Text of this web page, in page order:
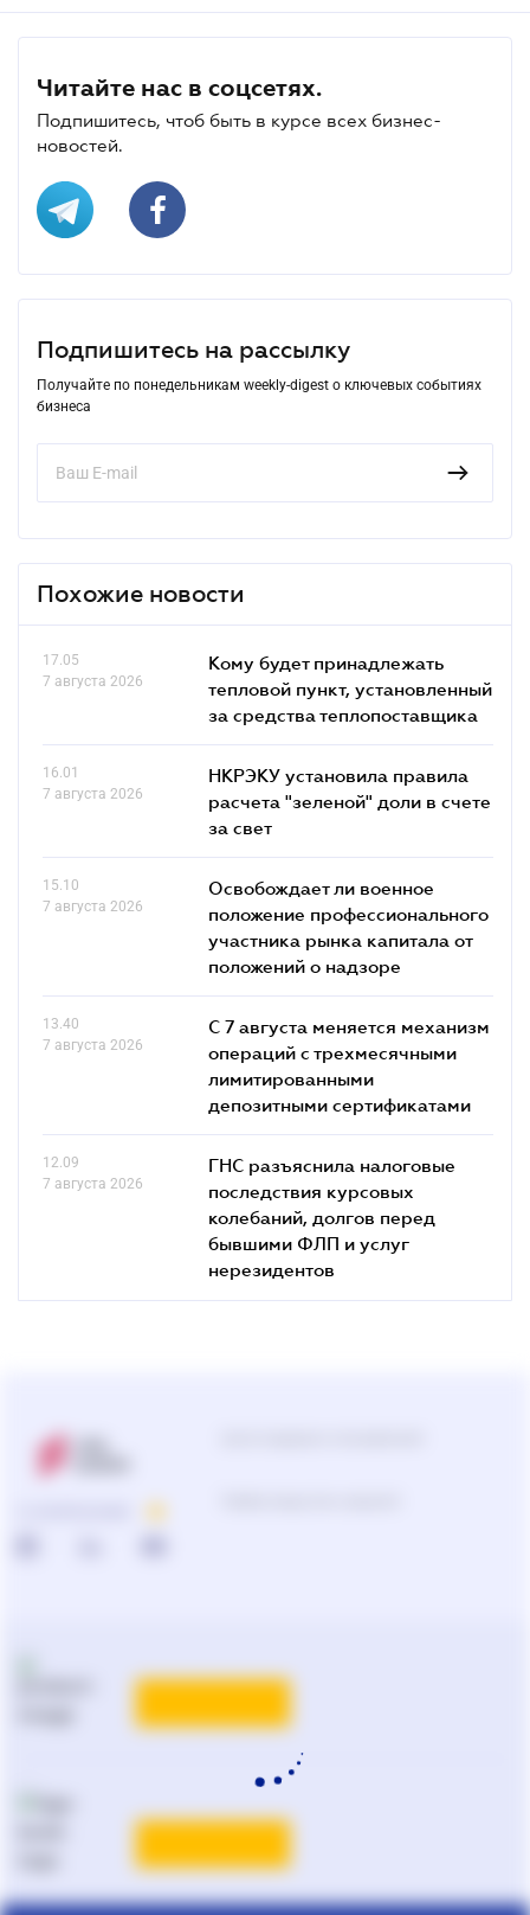
Читайте нас в соцсетях.
Подпишитесь, чтоб быть в курсе всех бизнес-
новостей.
Подпишитесь на рассылку
Получайте по понедельникам weekly-digest о ключевых событиях
бизнеса
Похожие новости
17.05
7 августа 2026
Кому будет принадлежать
тепловой пункт, установленный
за средства теплопоставщика
16.01
7 августа 2026
НКРЭКУ установила правила
расчета "зеленой" доли в счете
за свет
15.10
7 августа 2026
Освобождает ли военное
положение профессионального
участника рынка капитала от
положений о надзоре
13.40
7 августа 2026
С 7 августа меняется механизм
операций с трехмесячными
лимитированными
депозитными сертификатами
12.09
7 августа 2026
ГНС разъяснила налоговые
последствия курсовых
колебаний, долгов перед
бывшими ФЛП и услуг
нерезидентов
Реклама и PR
наligazakon.net
каталог УкраиныLiga:BOOK